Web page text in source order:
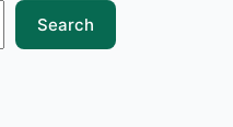
Search